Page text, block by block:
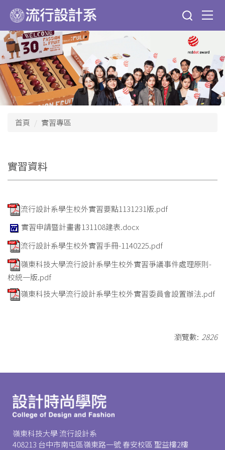
到
主
要
內
容
區
首頁 實習專區
實習資料
流行設計系學生校外實習要點1131231版.pdf
實習申請暨計畫書131108建表.docx
流行設計系學生校外實習手冊-1140225.pdf
嶺東科技大學流行設計系學生校外實習爭議事件處理原則-
校統一版.pdf
嶺東科技大學流行設計系學生校外實習委員會設置辦法.pdf
瀏覽數: 2826
嶺東科技大學 流行設計系
408213 台中市南屯區嶺東路一號 春安校區 聖益樓2樓